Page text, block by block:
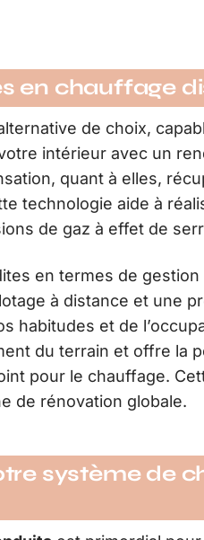
en chauffage
de choix,
intérieur avec un
quant à elles,
technologie aide à
de gaz à effet de
en termes de gestion
à distance et une
habitudes et de
du terrain et offre la
pour le chauffage.
de rénovation globale.
système de